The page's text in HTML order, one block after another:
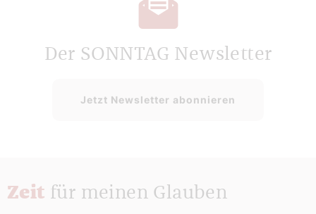
Der SONNTAG Newsletter
Jetzt Newsletter abonnieren
Zeit für meinen Glauben